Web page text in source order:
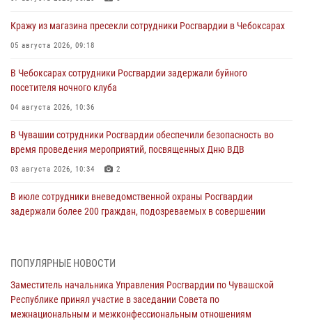
Кражу из магазина пресекли сотрудники Росгвардии в Чебоксарах
05 августа 2026, 09:18
В Чебоксарах сотрудники Росгвардии задержали буйного
посетителя ночного клуба
04 августа 2026, 10:36
В Чувашии сотрудники Росгвардии обеспечили безопасность во
время проведения мероприятий, посвященных Дню ВДВ
03 августа 2026, 10:34 2
В июле сотрудники вневедомственной охраны Росгвардии
задержали более 200 граждан, подозреваемых в совершении
мировой войне 1914-1918 годов
01 августа 2026, 07:19
ПОПУЛЯРНЫЕ НОВОСТИ
Заместитель начальника Управления Росгвардии по Чувашской
Республике принял участие в заседании Совета по
межнациональным и межконфессиональным отношениям